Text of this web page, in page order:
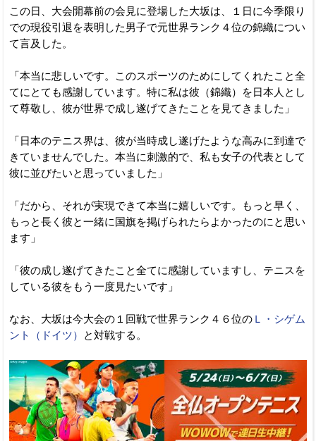
この日、大会開幕前の会見に登場した大坂は、１日に今季限り
での現役引退を表明した男子で元世界ランク４位の錦織につい
て言及した。
「本当に悲しいです。このスポーツのためにしてくれたこと全
てにとても感謝しています。特に私は彼（錦織）を日本人とし
て尊敬し、彼が世界で成し遂げてきたことを見てきました」
「日本のテニス界は、彼が当時成し遂げたような高みに到達で
きていませんでした。本当に刺激的で、私も女子の代表として
彼に並びたいと思っていました」
「だから、それが実現できて本当に嬉しいです。もっと早く、
もっと長く彼と一緒に国旗を掲げられたらよかったのにと思い
ます」
「彼の成し遂げてきたこと全てに感謝していますし、テニスを
している彼をもう一度見たいです」
なお、大坂は今大会の１回戦で世界ランク４６位の Ｌ・シゲム
ント（ドイツ）
と対戦する。